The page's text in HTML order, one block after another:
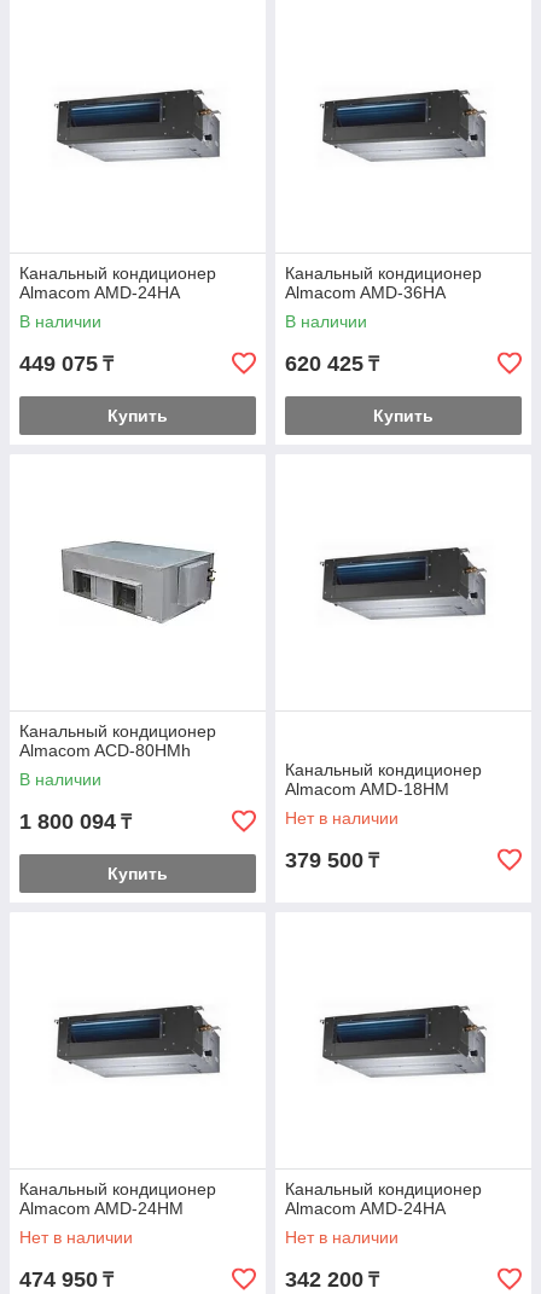
Канальный кондиционер
Almacom AМD-24HА
В наличии
449 075 ₸
Купить
Канальный кондиционер
Almacom AМD-36HА
В наличии
620 425 ₸
Купить
Канальный кондиционер
Almacom ACD-80HМh
В наличии
1 800 094 ₸
Купить
Канальный кондиционер
Almacom AMD-18HМ
Нет в наличии
379 500 ₸
Канальный кондиционер
Almacom AMD-24HМ
Нет в наличии
474 950 ₸
Канальный кондиционер
Almacom AMD-24HА
Нет в наличии
342 200 ₸